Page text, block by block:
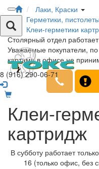
8 (916) 290-06-71
Лаки, Краски
Герметики,
Клеи-герметики
Столярный отдел
Уважаемые покупатели,
картами в офисе не
Клеи-
картридж
В субботу работает
16 (только офис, без